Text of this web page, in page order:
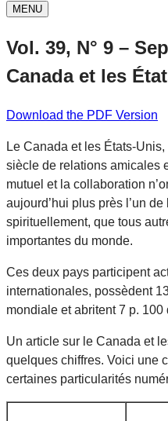
MENU
Vol. 39, N° 9 –
Canada et les
Download the PDF Version
Le Canada et les États-
siècle de relations amicales
mutuel et la collaboration
aujourd’hui plus près l’un
spirituellement, que tous
importantes du monde.
Ces deux pays participent
internationales, possèdent
mondiale et abritent 7 p.
Un article sur le Canada et
quelques chiffres. Voici une
certaines particularités